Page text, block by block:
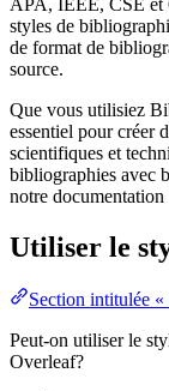
styles de
de format de
source.
Que vous utilisiez
essentiel pour créer
scientifiques et
bibliographies avec
notre documentation
Utiliser le
Section intitulée
Peut-on utiliser le
Overleaf?